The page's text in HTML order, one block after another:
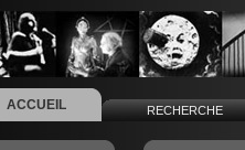
ACCUEIL RECHERCHE